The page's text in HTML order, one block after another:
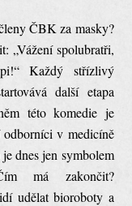
ČBK za masky?
„Vážení spolubratři,
Každý střízlivý
další etapa
této komedie je
odborníci v medicíně
dnes jen symbolem
má zakončit?
udělat bioroboty a